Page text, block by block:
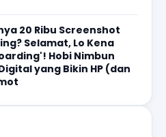
20 Ribu Screenshot
Selamat, Lo Kena
Hobi Nimbun
yang Bikin HP (dan